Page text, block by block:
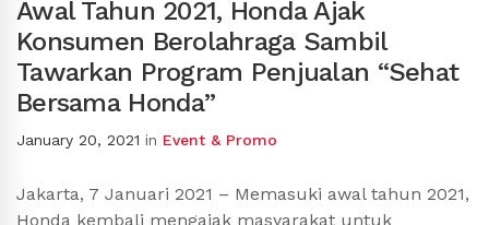
Awal Tahun 2021, Honda Ajak
Konsumen Berolahraga Sambil
Tawarkan Program Penjualan “Sehat
Bersama Honda”
January 20, 2021 in Event & Promo
Jakarta, 7 Januari 2021 – Memasuki awal tahun 2021,
Honda kembali mengajak masyarakat untuk